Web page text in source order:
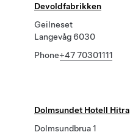
Devoldfabrikken
Geilneset
Langevåg 6030
Phone+47 70301111
Dolmsundet Hotell Hitra
Dolmsundbrua 1